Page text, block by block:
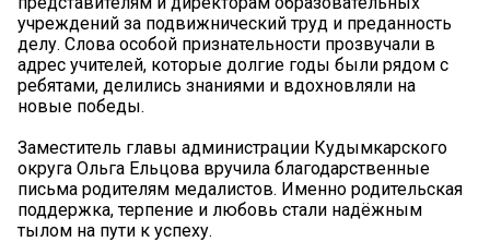
учреждений за подвижнический труд и преданность
делу. Слова особой признательности прозвучали в
адрес учителей, которые долгие годы были рядом с
ребятами, делились знаниями и вдохновляли на
новые победы.
Заместитель главы администрации Кудымкарского
округа Ольга Ельцова вручила благодарственные
письма родителям медалистов. Именно родительская
поддержка, терпение и любовь стали надёжным
тылом на пути к успеху.